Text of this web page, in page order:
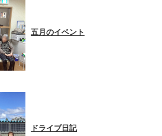
五月のイベント
ドライブ日記